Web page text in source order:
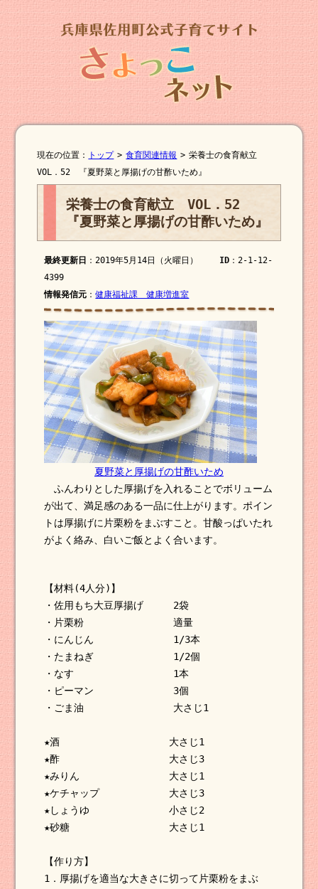
現在の位置： トップ > 食育関連情報 > 栄養士の食育献立
VOL．52 『夏野菜と厚揚げの甘酢いため』
栄養士の食育献立 VOL．52
『夏野菜と厚揚げの甘酢いため』
最終更新日 ：2019年5月14日（火曜日） ID ：2-1-12-
4399
情報発信元 ：健康福祉課 健康増進室
夏野菜と厚揚げの甘酢いため
ふんわりとした厚揚げを入れることでボリューム
が出て、満足感のある一品に仕上がります。ポイン
トは厚揚げに片栗粉をまぶすこと。甘酸っぱいたれ
がよく絡み、白いご飯とよく合います。
【材料(4人分)】
・佐用もち大豆厚揚げ 2袋
・片栗粉 適量
・にんじん 1/3本
・たまねぎ 1/2個
・なす 1本
・ピーマン 3個
・ごま油 大さじ1
★酒 大さじ1
★酢 大さじ3
★みりん 大さじ1
★ケチャップ 大さじ3
★しょうゆ 小さじ2
★砂糖 大さじ1
【作り方】
1．厚揚げを適当な大きさに切って片栗粉をまぶ